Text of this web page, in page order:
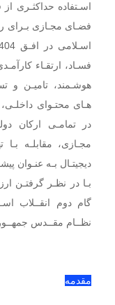
اسـتفاده حداکثـری
فضـای مجـازی بـرای
فسـاد، ارتقـاء
هوشـمند، تامیـن و
هـای محتـوای
در تمامـی ارکان
مجـازی، مقابلـه بـا
دیجیتـال بـه عنـوان
بـا در نظـر گرفتـن
گام دوم انقــلاب
نظــام مقــدس
مقدمه